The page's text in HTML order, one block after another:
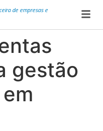
de empresas e
gestão